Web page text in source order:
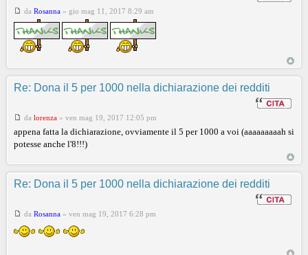
da Rosanna » gio mag 11, 2017 8:29 am
Re: Dona il 5 per 1000 nella dichiarazione dei redditi
da lorenza » ven mag 19, 2017 12:05 pm
appena fatta la dichiarazione, ovviamente il 5 per 1000 a voi (aaaaaaaaah si
potesse anche l'8!!!)
Re: Dona il 5 per 1000 nella dichiarazione dei redditi
da Rosanna » ven mag 19, 2017 6:28 pm